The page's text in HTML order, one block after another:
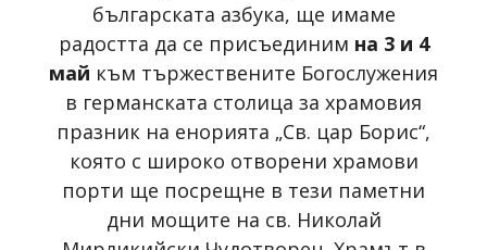
българската азбука, ще имаме
радостта да се присъединим на 3 и 4
май към тържествените Богослужения
в германската столица за храмовия
празник на енорията „Св. цар Борис“,
която с широко отворени храмови
порти ще посрещне в тези паметни
дни мощите на св. Николай